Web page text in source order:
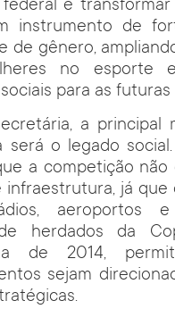
é transformar
instrumento de
de gênero,
no esporte
para as
a principal
será o legado
a competição não
infraestrutura, já que
aeroportos
herdados da
de 2014,
sejam